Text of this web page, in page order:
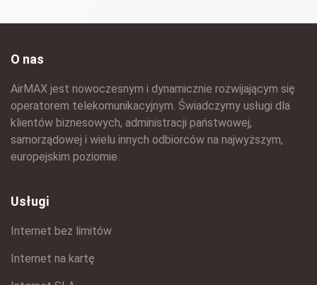
O nas
AirMAX jest nowoczesnym i dynamicznie rozwijającym się
operatorem telekomunikacyjnym. Świadczymy usługi dla
klientów biznesowych, administracji państwowej,
samorządowej i wielu innych odbiorców na najwyższym,
europejskim poziomie.
Usługi
Internet bez limitów
Internet na kartę